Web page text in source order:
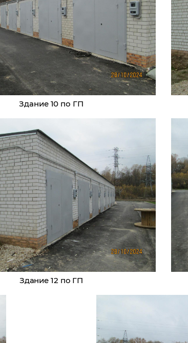
Здание 10 по ГП
Здание 12 по ГП